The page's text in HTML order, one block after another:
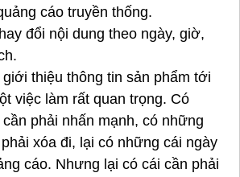
cáo truyền thống.
đổi nội dung theo ngày, giờ,
thiệu thông tin sản phẩm tới
việc làm rất quan trọng. Có
phải nhấn mạnh, có những
xóa đi, lại có những cái ngày
cáo. Nhưng lại có cái cần phải